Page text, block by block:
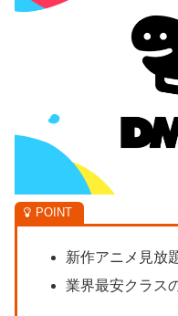
新作アニメ見放
業界最安クラス